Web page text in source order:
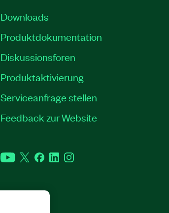
Downloads
Produktdokumentation
Diskussionsforen
Produktaktivierung
Serviceanfrage stellen
Feedback zur Website
YouTubeTwitterFacebookLinkedInInstagram